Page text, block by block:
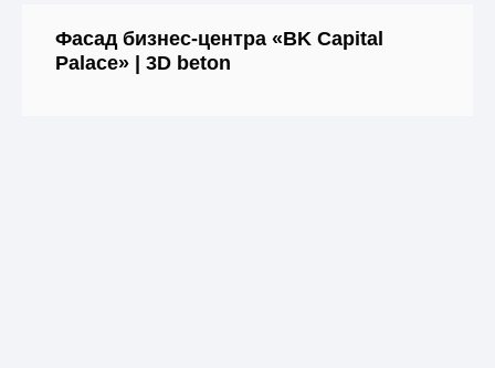
Фасад бизнес-центра «BK Capital
Palace» | 3D beton